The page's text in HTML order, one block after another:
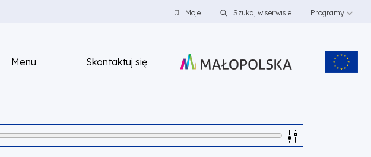
Moje Szukaj w serwisie Programy
Menu Skontaktuj się